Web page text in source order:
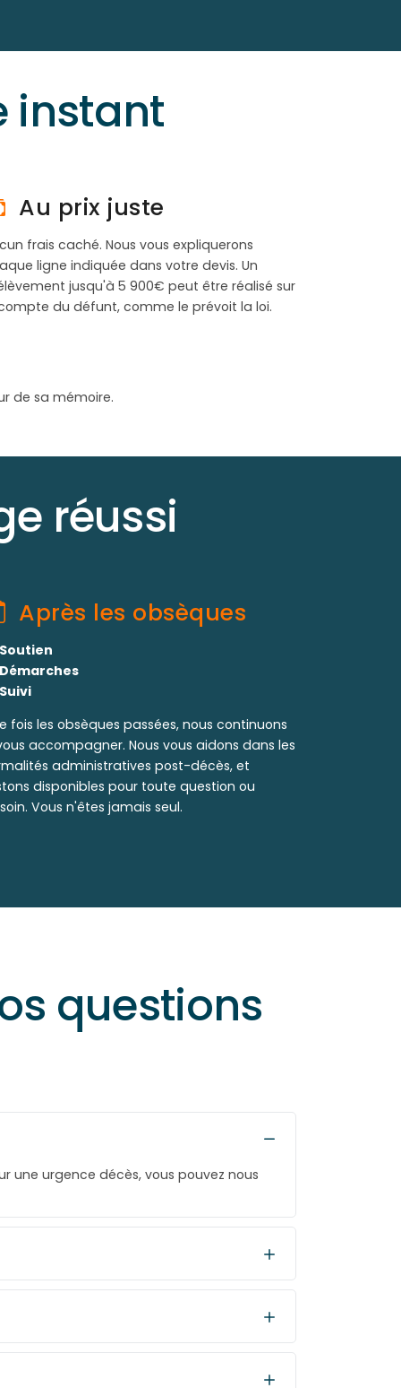
instant
Au prix juste
frais caché. Nous vous expliquerons
ligne indiquée dans votre devis. Un
jusqu'à 5 900€ peut être réalisé sur
du défunt, comme le prévoit la loi.
de sa mémoire.
réussi
Après les obsèques
Soutien
Démarches
Suivi
fois les obsèques passées, nous continuons
accompagner. Nous vous aidons dans les
administratives post-décès, et
disponibles pour toute question ou
Vous n'êtes jamais seul.
questions
une urgence décès, vous pouvez nous